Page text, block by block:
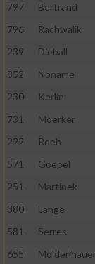
797
Bertrand
796
Rachwalik
239
Dieball
852
Noname
230
Kerlin
731
Moerker
222
Roeh
571
Goepel
251
Martinek
380
Lange
581
Serres
655